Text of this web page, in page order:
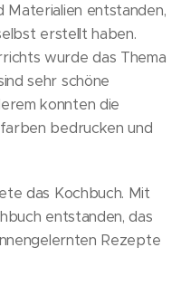
Materialien entstanden,
erstellt haben.
wurde das Thema
sehr schöne
konnten die
bedrucken und
das Kochbuch. Mit
entstanden, das
Rezepte